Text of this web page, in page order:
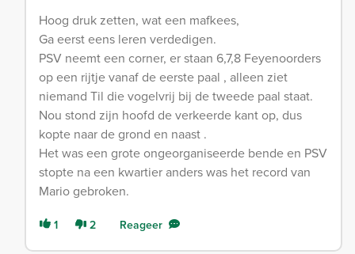
Hoog druk zetten, wat een mafkees,
Ga eerst eens leren verdedigen.
PSV neemt een corner, er staan 6,7,8 Feyenoorders
op een rijtje vanaf de eerste paal , alleen ziet
niemand Til die vogelvrij bij de tweede paal staat.
Nou stond zijn hoofd de verkeerde kant op, dus
kopte naar de grond en naast .
Het was een grote ongeorganiseerde bende en PSV
stopte na een kwartier anders was het record van
Mario gebroken.
1 2 Reageer